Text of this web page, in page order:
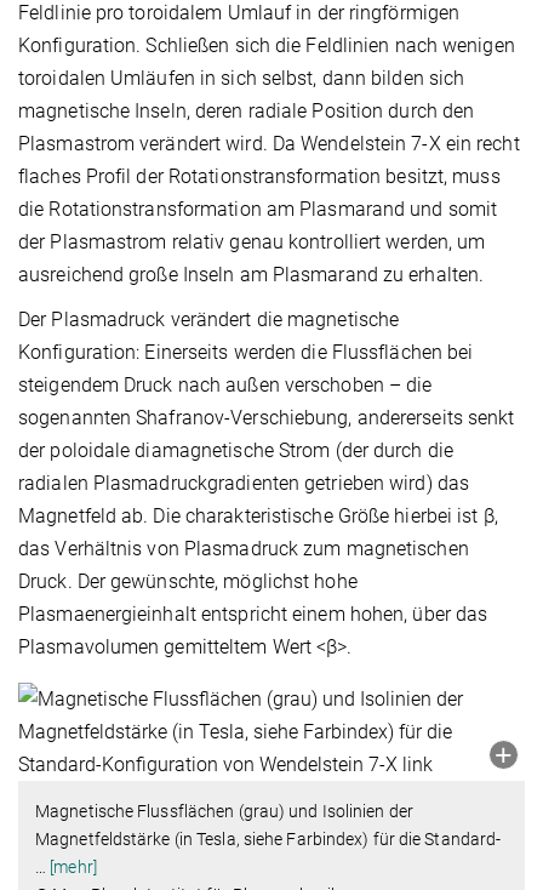
Feldlinie pro toroidalem Umlauf in der ringförmigen
Konfiguration. Schließen sich die Feldlinien nach wenigen
toroidalen Umläufen in sich selbst, dann bilden sich
magnetische Inseln, deren radiale Position durch den
Plasmastrom verändert wird. Da Wendelstein 7-X ein recht
flaches Profil der Rotationstransformation besitzt, muss
die Rotationstransformation am Plasmarand und somit
der Plasmastrom relativ genau kontrolliert werden, um
ausreichend große Inseln am Plasmarand zu erhalten.
Der Plasmadruck verändert die magnetische
Konfiguration: Einerseits werden die Flussflächen bei
steigendem Druck nach außen verschoben – die
sogenannten Shafranov-Verschiebung, andererseits senkt
der poloidale diamagnetische Strom (der durch die
radialen Plasmadruckgradienten getrieben wird) das
Magnetfeld ab. Die charakteristische Größe hierbei ist β,
das Verhältnis von Plasmadruck zum magnetischen
Druck. Der gewünschte, möglichst hohe
Plasmaenergieinhalt entspricht einem hohen, über das
Plasmavolumen gemitteltem Wert <β>.
Magnetische Flussflächen (grau) und Isolinien der
Magnetfeldstärke (in Tesla, siehe Farbindex) für die Standard-
… [mehr]